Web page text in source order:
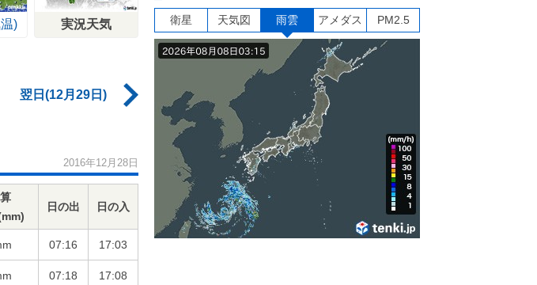
) 実況天気
翌日(12月29日)
2016年12月28日
日の出 日の入
07:16 17:03
07:18 17:08
衛星 天気図 雨雲 アメダス PM2.5